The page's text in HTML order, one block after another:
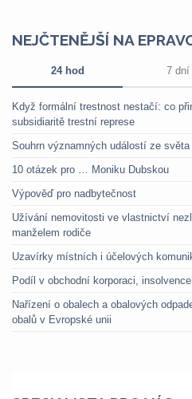
NEJČTENĚJŠÍ NA
24 hod 7 dní
Když formální trestnost nestačí: co
subsidiaritě trestní represe
Souhrn významných událostí ze světa
10 otázek pro … Moniku Dubskou
Výpověď pro nadbytečnost
Užívání nemovitosti ve vlastnictví
manželem rodiče
Uzavírky místních i účelových
Podíl v obchodní korporaci, insolvence
Nařízení o obalech a obalových
obalů v Evropské unii